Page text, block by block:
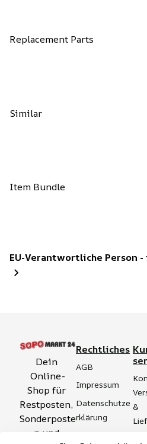
Replacement Parts
Similar
Item Bundle
EU-Verantwortliche Person
Dein
Online-
Shop für
Restposten,
Sonderposte
n und
Rechtliches
AGB
Impressum
Datenschutze
rklärung
&